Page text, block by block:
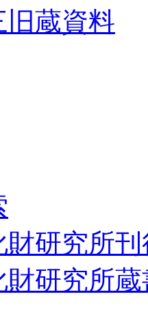
旧蔵資料
財研究所
研究所